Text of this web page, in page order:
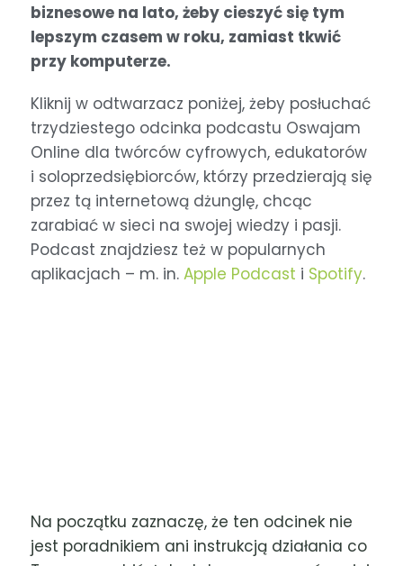
biznesowe na lato, żeby cieszyć się tym
lepszym czasem w roku, zamiast tkwić
przy komputerze.
Kliknij w odtwarzacz poniżej, żeby posłuchać
trzydziestego odcinka podcastu Oswajam
Online dla twórców cyfrowych, edukatorów
i soloprzedsiębiorców, którzy przedzierają się
przez tą internetową dżunglę, chcąc
zarabiać w sieci na swojej wiedzy i pasji.
Podcast znajdziesz też w popularnych
aplikacjach – m. in. Apple Podcast i Spotify.
Na początku zaznaczę, że ten odcinek nie
jest poradnikiem ani instrukcją działania co